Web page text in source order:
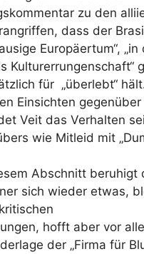
zu den
dass der
Europäertum“, „in
Kulturerrungenschaft“
für „überlebt“
Einsichten gegenüber
Veit das Verhalten
wie Mitleid mit
Abschnitt beruhigt
sich wieder etwas,
hofft aber vor
der „Firma für